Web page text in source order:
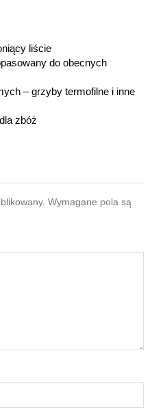
liście
do obecnych
– grzyby termofilne i inne
zbóż
Wymagane pola są